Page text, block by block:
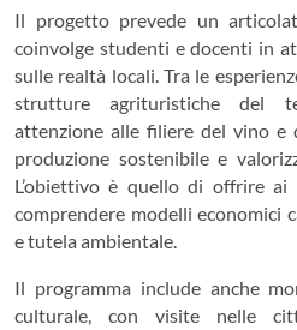
Il progetto prevede un
coinvolge studenti e docenti in
sulle realtà locali. Tra le
strutture agrituristiche del
attenzione alle filiere del vino e
produzione sostenibile e
L’obiettivo è quello di offrire
comprendere modelli economici
e tutela ambientale.
Il programma include anche
culturale, con visite nelle